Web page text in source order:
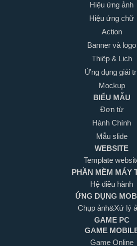
Hiệu ứng ảnh
Hiệu ứng chữ
Action
Banner và logo
Thiệp & Lịch
Ứng dụng giải
Mockup
BIỂU MẪU
Đơn từ
Hành Chính
Mẫu slide
WEBSITE
Template
PHẦN MỀM MÁY
Hệ điều hành
ỨNG DỤNG
Chụp ảnh&Xứ lý
GAME PC
GAME
Game Online